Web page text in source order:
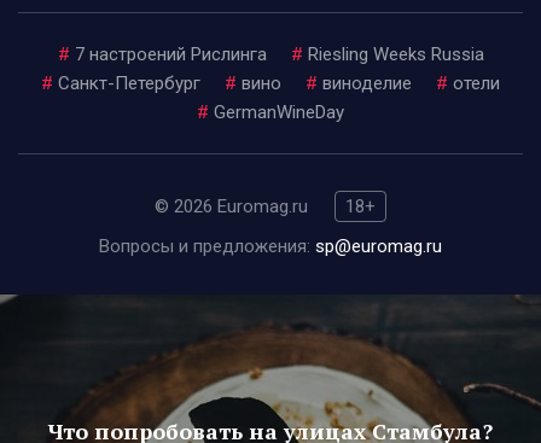
# 7 настроений Рислинга # Riesling Weeks Russia
# Санкт-Петербург # вино # виноделие # отели
# GermanWineDay
© 2026 Euromag.ru
18+
Вопросы и предложения: sp@euromag.ru
Что попробовать на улицах Стамбула?